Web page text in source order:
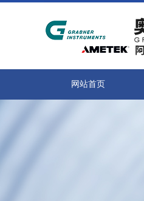
网站首页